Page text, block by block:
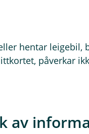
hentar leigebil,
påverkar
du bli spurd om
av